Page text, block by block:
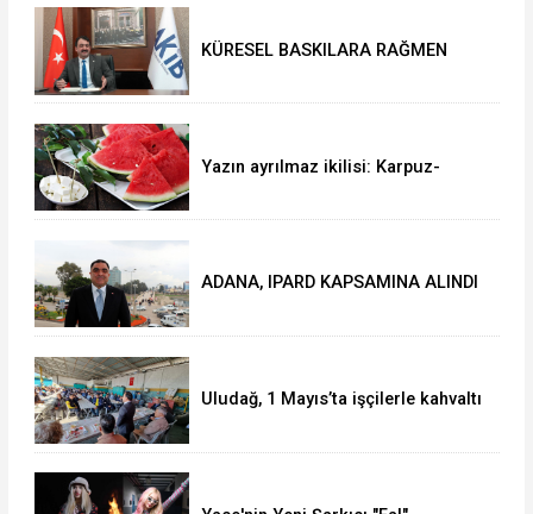
KÜRESEL BASKILARA RAĞMEN
Yazın ayrılmaz ikilisi: Karpuz-
ADANA, IPARD KAPSAMINA ALINDI
Uludağ, 1 Mayıs’ta işçilerle kahvaltı